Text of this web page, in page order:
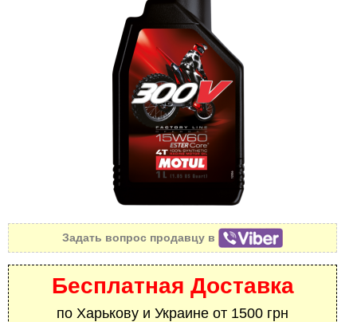
Задать вопрос продавцу в
Бесплатная Доставка
по Харькову и Украине от 1500 грн